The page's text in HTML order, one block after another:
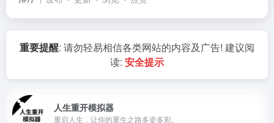
重要提醒: 请勿轻易相信各类网站的内容及广告! 建议阅
读: 安全提示
人生重开模拟器
重启人生，让你的重生之路多姿多彩。